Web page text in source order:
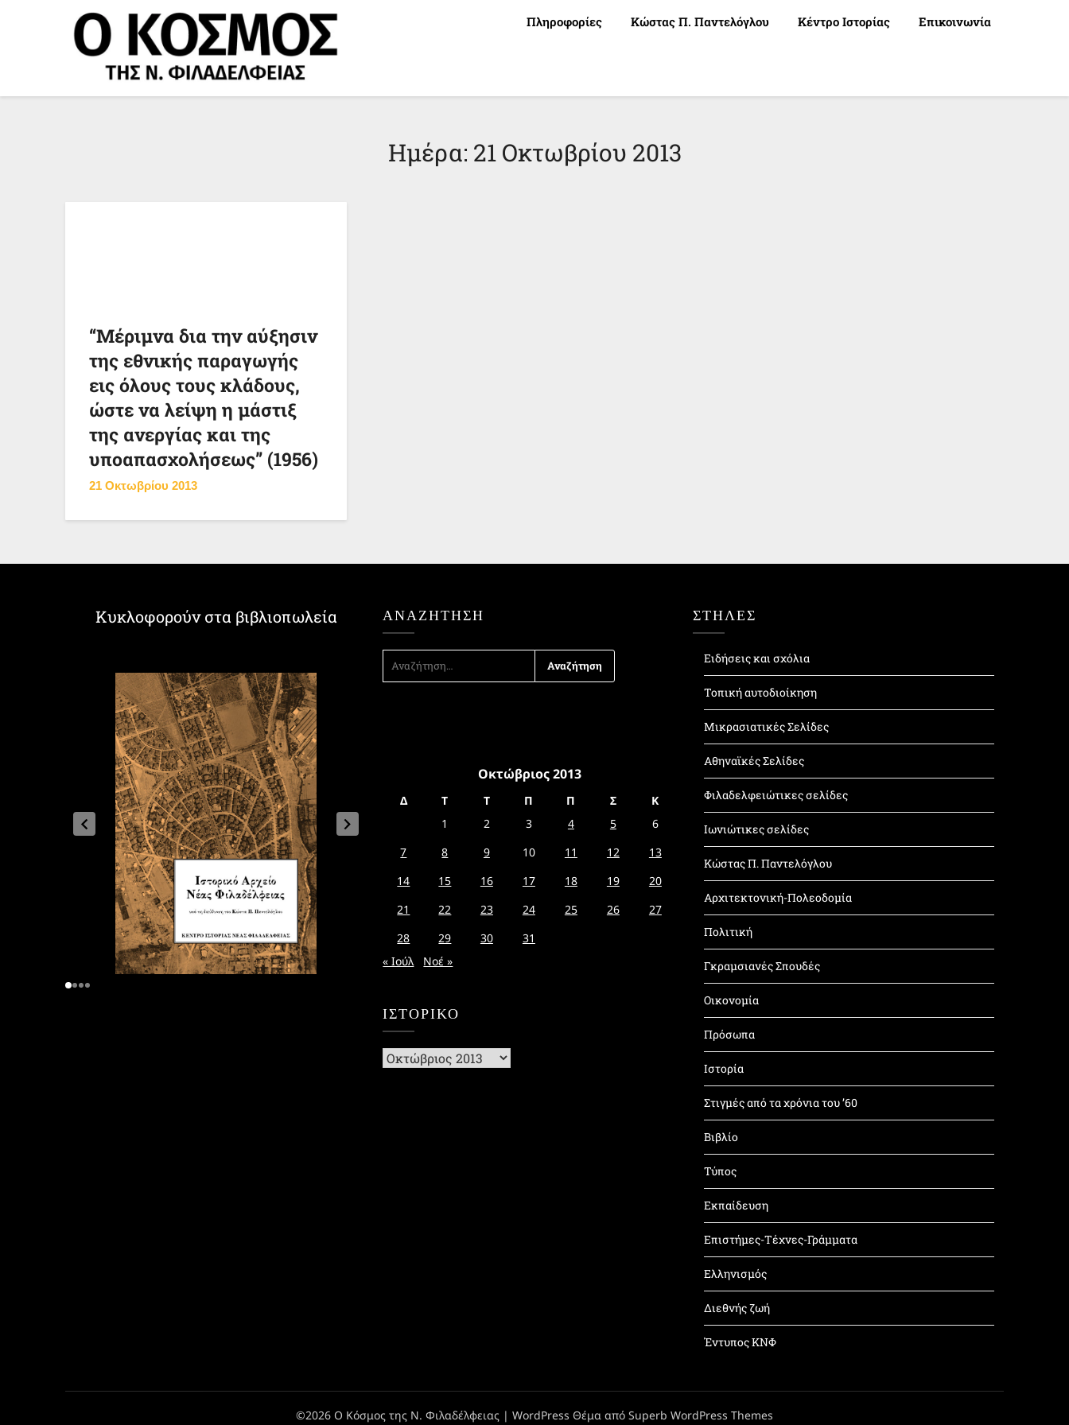
Πληροφορίες Κώστας Π. Παντελόγλου Κέντρο Ιστορίας Επικοινωνία
Ημέρα: 21 Οκτωβρίου 2013
“Μέριμνα δια την αύξησιν
της εθνικής παραγωγής
εις όλους τους κλάδους,
ώστε να λείψη η μάστιξ
της ανεργίας και της
υποαπασχολήσεως” (1956)
21 Οκτωβρίου 2013
Κυκλοφορούν στα βιβλιοπωλεία ΑΝΑΖΉΤΗΣΗ
ΓΙΑ:
Οκτώβριος 2013
Δ Τ Τ Π Π Σ
Κ
1
2 3 4 5
6
7
8 9 10 11 12
13
14
15 16 17 18 19
20
21
22 23 24 25 26
27
28
29 30
31
« Ιούλ
Νοέ »
ΙΣΤΟΡΙΚΌ
Ιστορικό
ΣΤΗΛΕΣ
Ειδήσεις και σχόλια
Τοπική αυτοδιοίκηση
Μικρασιατικές Σελίδες
Αθηναϊκές Σελίδες
Φιλαδελφειώτικες σελίδες
Ιωνιώτικες σελίδες
Κώστας Π. Παντελόγλου
Αρχιτεκτονική-Πολεοδομία
Πολιτική
Γκραμσιανές Σπουδές
Οικονομία
Πρόσωπα
Ιστορία
Στιγμές από τα χρόνια του ’60
Βιβλίο
Τύπος
Εκπαίδευση
Επιστήμες-Τέχνες-Γράμματα
Ελληνισμός
Διεθνής ζωή
Έντυπος ΚΝΦ
©2026 Ο Κόσμος της Ν. Φιλαδέλφειας | WordPress Θέμα από Superb WordPress Themes